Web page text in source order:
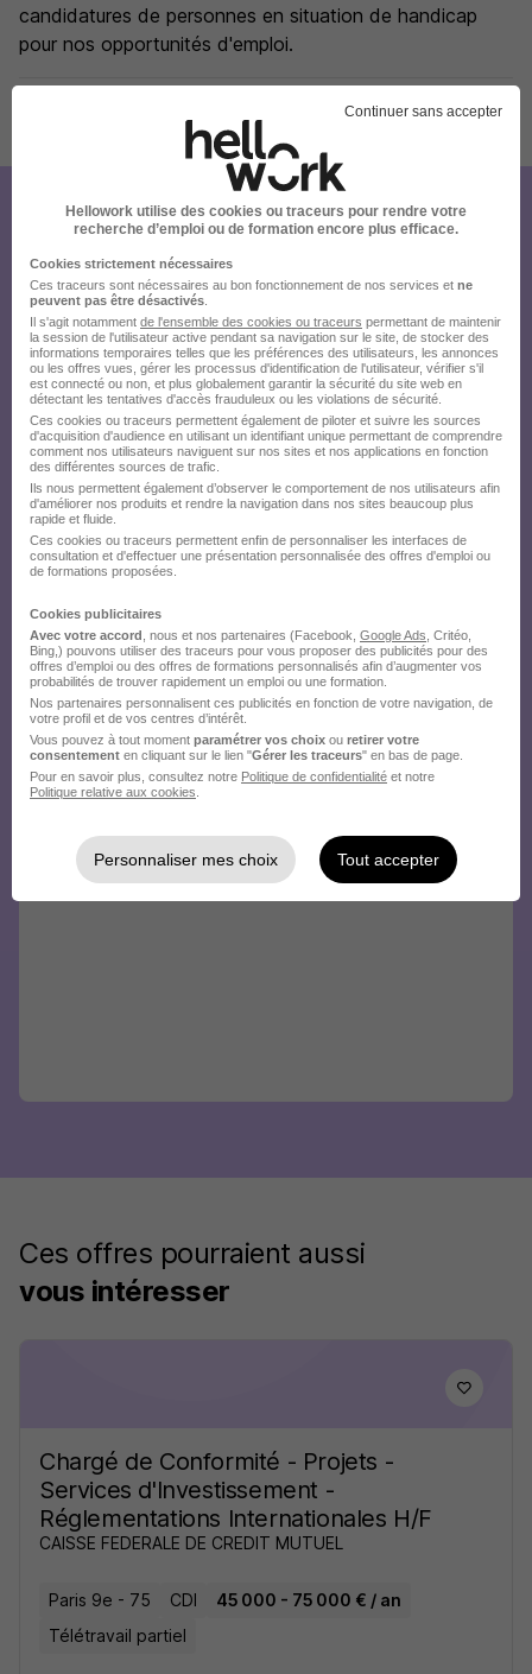
candidatures de personnes en situation de handicap
pour nos opportunités d'emploi.
Publiée le 13/07/2026 - Réf : 2026-178800
Créez votre compte Hellowork et
envoyez votre candidature !
Ces offres pourraient aussi
vous intéresser
Chargé de Conformité - Projets -
Services d'Investissement -
Réglementations Internationales H/F
CAISSE FEDERALE DE CREDIT MUTUEL
Paris 9e - 75 CDI
45 000 - 75 000 € / an
Télétravail partiel
Continuer sans accepter
Hellowork utilise des cookies ou traceurs pour rendre votre
recherche d’emploi ou de formation encore plus efficace.
Cookies strictement nécessaires
Ces traceurs sont nécessaires au bon fonctionnement de nos services et ne
peuvent pas être désactivés
Il s'agit notamment de l'ensemble des cookies ou traceurs permettant de maintenir
la session de l'utilisateur active pendant sa navigation sur le site, de stocker des
informations temporaires telles que les préférences des utilisateurs, les annonces
ou les offres vues, gérer les processus d'identification de l'utilisateur, vérifier s'il
est connecté ou non, et plus globalement garantir la sécurité du site web en
détectant les tentatives d'accès frauduleux ou les violations de sécurité.
Ces cookies ou traceurs permettent également de piloter et suivre les sources
d'acquisition d'audience en utilisant un identifiant unique permettant de comprendre
comment nos utilisateurs naviguent sur nos sites et nos applications en fonction
des différentes sources de trafic.
Ils nous permettent également d’observer le comportement de nos utilisateurs afin
d'améliorer nos produits et rendre la navigation dans nos sites beaucoup plus
rapide et fluide.
Ces cookies ou traceurs permettent enfin de personnaliser les interfaces de
consultation et d'effectuer une présentation personnalisée des offres d'emploi ou
de formations proposées.
Cookies publicitaires
Avec votre accord , nous et nos partenaires (Facebook, Google Ads , Critéo,
Bing,) pouvons utiliser des traceurs pour vous proposer des publicités pour des
offres d’emploi ou des offres de formations personnalisés afin d’augmenter vos
probabilités de trouver rapidement un emploi ou une formation.
Nos partenaires personnalisent ces publicités en fonction de votre navigation, de
votre profil et de vos centres d’intérêt.
Vous pouvez à tout moment paramétrer vos choix ou retirer votre
consentement en cliquant sur le lien "Gérer les traceurs" en bas de page.
Pour en savoir plus, consultez notre Politique de confidentialité et notre
Politique relative aux cookies
Personnaliser mes choix Tout accepter